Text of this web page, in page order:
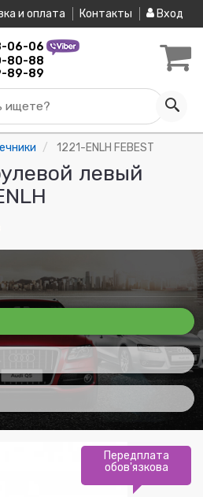
и оплата Контакты Вход
06-06
80-88
89-89
ищете?
1221-ENLH FEBEST
левый
Передплата
обов'язкова